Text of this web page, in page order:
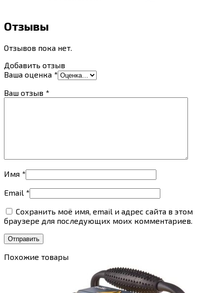
Отзывы
Отзывов пока нет.
Добавить отзыв
Ваша оценка *
Ваш отзыв *
Имя *
Email *
Сохранить моё имя, email и адрес сайта в этом
браузере для последующих моих комментариев.
Похожие товары